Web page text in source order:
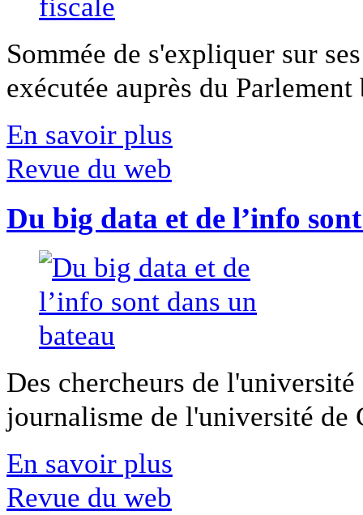
Sommée de s'expliquer sur
exécutée auprès du
En savoir plus
Revue du web
Du big data et de l’info
Des chercheurs de
journalisme de l'université
En savoir plus
Revue du web